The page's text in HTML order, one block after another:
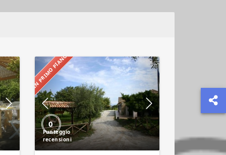
IN PRIMO PIANO
0
Agriturismo
A’
Pittara